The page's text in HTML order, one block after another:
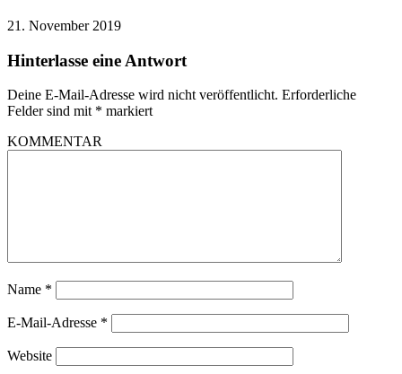
21. November 2019
Hinterlasse eine Antwort
Deine E-Mail-Adresse wird nicht veröffentlicht. Erforderliche
Felder sind mit * markiert
KOMMENTAR
Name *
E-Mail-Adresse *
Website